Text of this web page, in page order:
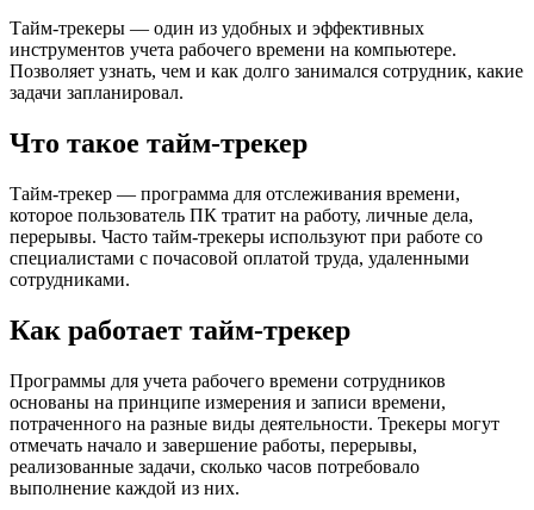
Тайм-трекеры — один из удобных и эффективных
инструментов учета рабочего времени на компьютере.
Позволяет узнать, чем и как долго занимался сотрудник, какие
задачи запланировал.
Что такое тайм-трекер
Тайм-трекер — программа для отслеживания времени,
которое пользователь ПК тратит на работу, личные дела,
перерывы. Часто тайм-трекеры используют при работе со
специалистами с почасовой оплатой труда, удаленными
сотрудниками.
Как работает тайм-трекер
Программы для учета рабочего времени сотрудников
основаны на принципе измерения и записи времени,
потраченного на разные виды деятельности. Трекеры могут
отмечать начало и завершение работы, перерывы,
реализованные задачи, сколько часов потребовало
выполнение каждой из них.